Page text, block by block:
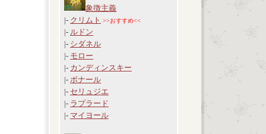
象徴主義
|- クリムト >>おすすめ<<
|- ルドン
|- シダネル
|- モロー
|- カンディンスキー
|- ボナール
|- セリュジエ
|- ラプラード
|- マイヨール